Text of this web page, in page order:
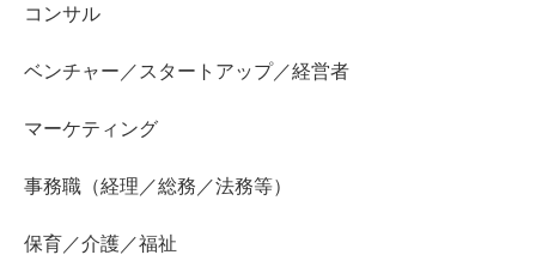
コンサル
ベンチャー／スタートアップ／経営者
マーケティング
事務職（経理／総務／法務等）
保育／介護／福祉